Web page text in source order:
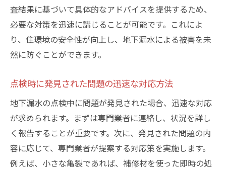
査結果に基づいて具体的なアドバイスを提供するため、
必要な対策を迅速に講じることが可能です。これによ
り、住環境の安全性が向上し、地下漏水による被害を未
然に防ぐことができます。
点検時に発見された問題の迅速な対応方法
地下漏水の点検中に問題が発見された場合、迅速な対応
が求められます。まずは専門業者に連絡し、状況を詳し
く報告することが重要です。次に、発見された問題の内
容に応じて、専門業者が提案する対応策を実施します。
例えば、小さな亀裂であれば、補修材を使った即時の処